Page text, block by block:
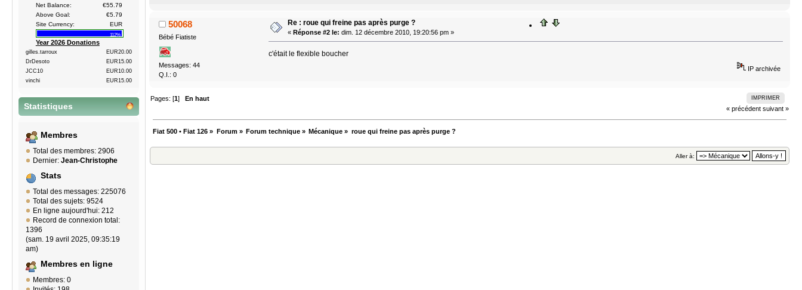
Net Balance:
€55.79
Above Goal:
€5.79
Site Currency:
EUR
112%
Year 2026 Donations
gilles.tarroux
EUR20.00
DrDesoto
EUR15.00
JCC10
EUR10.00
vinchi
EUR15.00
Statistiques
Membres
Total des membres: 2906
Dernier: Jean-Christophe
Stats
Total des messages: 225076
Total des sujets: 9524
En ligne aujourd'hui: 212
Record de connexion total:
1396
(sam. 19 avril 2025, 09:35:19
am)
Membres en ligne
Membres: 0
50068
Bébé Fiatiste
Messages: 44
Q.I.: 0
Re : roue qui freine pas après purge ?
« Réponse #2 le: dim. 12 décembre 2010, 19:20:56 pm »
c'était le flexible boucher
IP archivée
IMPRIMER
Pages: [1]En haut
« précédent suivant »
Fiat 500 • Fiat 126 » Forum» Forum technique» Mécanique » roue qui freine pas après purge ?
Aller à: